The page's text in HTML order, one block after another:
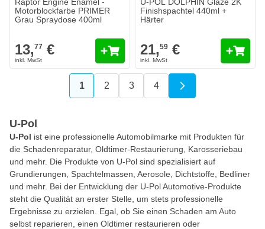
Motorblockfarbe PRIMER
Grau Spraydose 400ml
13,77 €
Finishspachtel 440ml +
Härter
21,59 €
Sie lesen gerade die Seite
1 Seite
2 Seite
3 Seite
4
U-Pol
U-Pol ist eine professionelle Automobilmarke mit Produkten für
die Schadenreparatur, Oldtimer-Restaurierung, Karosseriebau
und mehr. Die Produkte von U-Pol sind spezialisiert auf
Grundierungen, Spachtelmassen, Aerosole, Dichtstoffe, Bedliner
und mehr. Bei der Entwicklung der U-Pol Automotive-Produkte
steht die Qualität an erster Stelle, um stets professionelle
Ergebnisse zu erzielen. Egal, ob Sie einen Schaden am Auto
selbst reparieren, einen Oldtimer restaurieren oder